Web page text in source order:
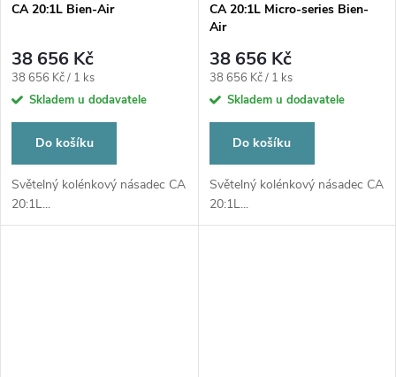
CA 20:1L Bien-Air
38 656 Kč
Měrná
cena:
38 656 Kč / 1 ks
Skladem u dodavatele
Do košíku
Světelný kolénkový násadec CA
20:1L...
CA 20:1L Micro-series Bien-
Air
38 656 Kč
Měrná
cena:
38 656 Kč / 1 ks
Skladem u dodavatele
Do košíku
Světelný kolénkový násadec CA
20:1L...